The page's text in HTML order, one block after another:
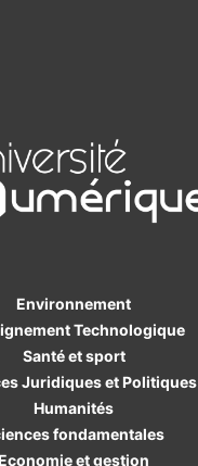
Environnement
Technologique
Santé et sport
Juridiques et Politiques
Humanités
fondamentales
et gestion